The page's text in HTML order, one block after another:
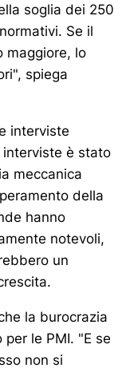
soglia dei 250
Se il
maggiore, lo
spiega
interviste
è stato
meccanica
della
hanno
notevoli,
un
la burocrazia
le PMI. "E se
non si